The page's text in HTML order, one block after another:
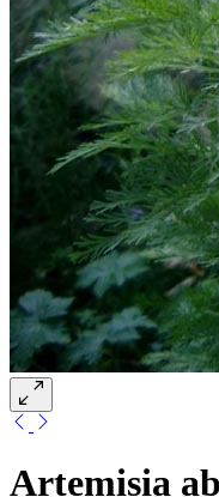
Artemisia